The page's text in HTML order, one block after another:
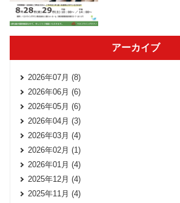
アーカイブ
2026年07月 (8)
2026年06月 (6)
2026年05月 (6)
2026年04月 (3)
2026年03月 (4)
2026年02月 (1)
2026年01月 (4)
2025年12月 (4)
2025年11月 (4)